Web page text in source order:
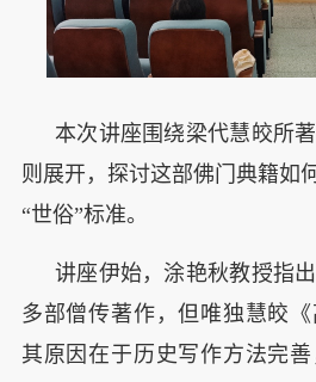
本次讲座围绕梁代慧皎所
则展开，探讨这部佛门典籍如
“世俗”标准。
讲座伊始，涂艳秋教授指
多部僧传著作，但唯独慧皎《
其原因在于历史写作方法完